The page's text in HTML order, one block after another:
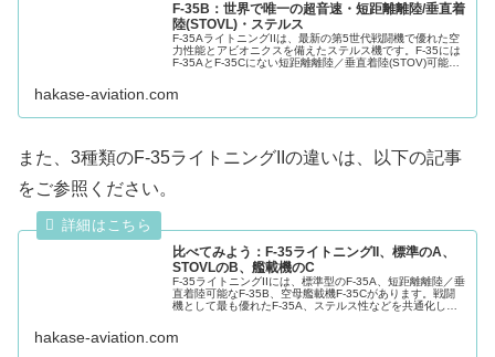
F-35B：世界で唯一の超音速・短距離離陸/垂直着
陸(STOVL)・ステルス
F-35AライトニングIIは、最新の第5世代戦闘機で優れた空
力性能とアビオニクスを備えたステルス機です。F-35には
F-35AとF-35Cにない短距離離陸／垂直着陸(STOV)可能な
hakase-aviation.com
また、3種類のF-35ライトニングIIの違いは、以下の記事
をご参照ください。
比べてみよう：F-35ライトニングII、標準のA、
STOVLのB、艦載機のC
F-35ライトニングIIには、標準型のF-35A、短距離離陸／垂
直着陸可能なF-35B、空母艦載機F-35Cがあります。戦闘
機として最も優れたF-35A、ステルス性などを共通化し用
hakase-aviation.com